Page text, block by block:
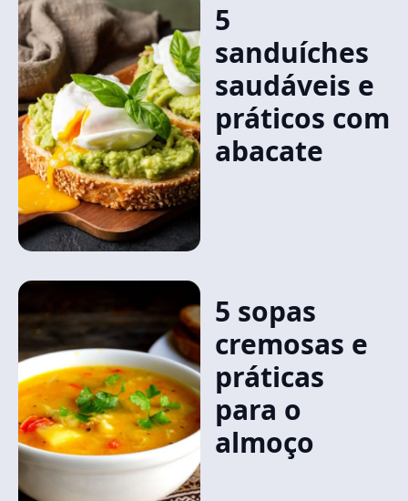
5
sanduíches
saudáveis e
práticos com
abacate
5 sopas
cremosas e
práticas
para o
almoço